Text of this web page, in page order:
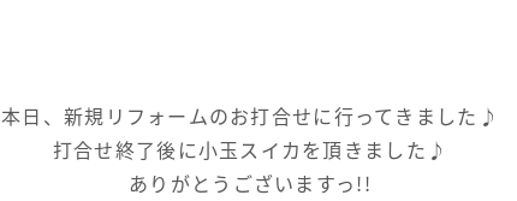
本日、新規リフォームのお打合せに行ってきました♪
打合せ終了後に小玉スイカを頂きました♪
ありがとうございますっ!!